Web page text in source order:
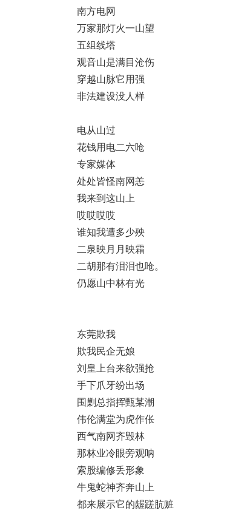
南方电网
万家那灯火一山望
五组线塔
观音山是满目沧伤
穿越山脉它用强
非法建设没人样
电从山过
花钱用电二六呛
专家媒体
处处皆怪南网恙
我来到这山上
哎哎哎哎
谁知我遭多少殃
二泉映月月映霜
二胡那有泪泪也呛。
仍愿山中林有光
东莞欺我
欺我民企无娘
刘皇上台来欲强抢
手下爪牙纷出场
围剿总指挥甄某潮
伟伦满堂为虎作伥
西气南网齐毁林
那林业冷眼旁观呐
索股编修丢形象
牛鬼蛇神齐奔山上
都来展示它的龌蹉肮赃